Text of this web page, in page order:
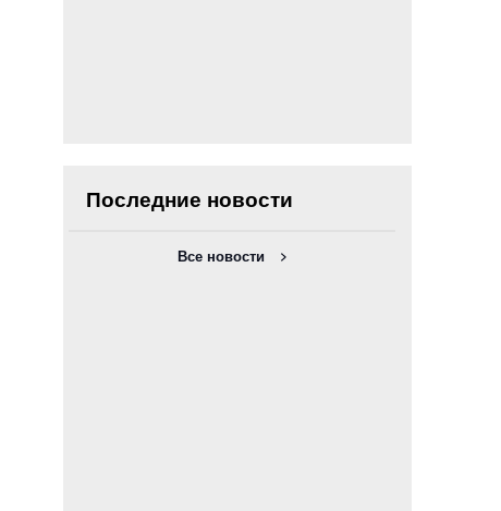
Последние новости
Все новости